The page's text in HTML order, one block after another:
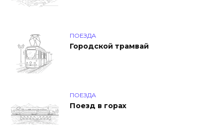
ПОЕЗДА
Городской трамвай
ПОЕЗДА
Поезд в горах